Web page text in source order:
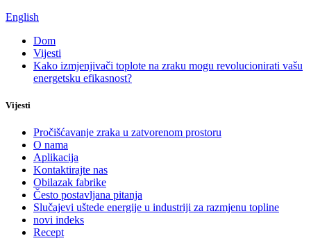
English
Dom
Vijesti
Kako izmjenjivači toplote na zraku mogu revolucionirati vašu
energetsku efikasnost?
Vijesti
Pročišćavanje zraka u zatvorenom prostoru
O nama
Aplikacija
Kontaktirajte nas
Obilazak fabrike
Često postavljana pitanja
Slučajevi uštede energije u industriji za razmjenu topline
novi indeks
Recept